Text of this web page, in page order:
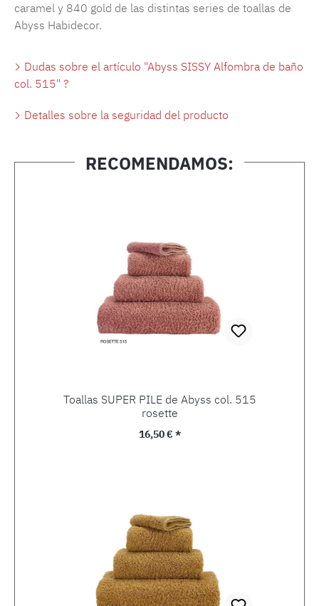
caramel y 840 gold de las distintas series de toallas de
Abyss Habidecor.
Dudas sobre el artículo "Abyss SISSY Alfombra de baño
col. 515" ?
Detalles sobre la seguridad del producto
RECOMENDAMOS:
Toallas SUPER PILE de Abyss col. 515
rosette
Precio normal:
16,50 € *